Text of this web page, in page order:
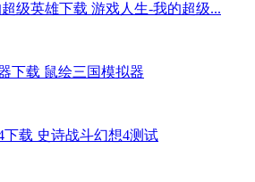
游戏人生-我的超级...
鼠绘三国模拟器
史诗战斗幻想4测试